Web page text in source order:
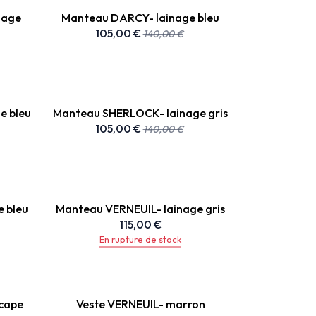
Manteau DARCY- lainage bleu
105,00 €140,00€
bleu
Manteau SHERLOCK- lainage gris
105,00 €140,00€
bleu
Manteau VERNEUIL- lainage gris
115,00 €
En rupture de stock
Veste VERNEUIL- marron